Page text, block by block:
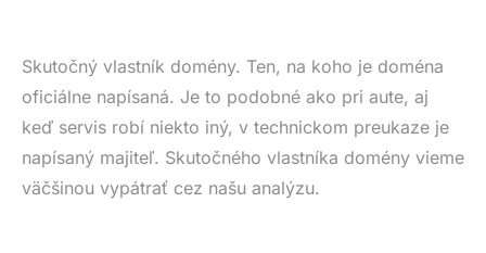
Skutočný vlastník domény. Ten, na koho je doména
oficiálne napísaná. Je to podobné ako pri aute, aj
keď servis robí niekto iný, v technickom preukaze je
napísaný majiteľ. Skutočného vlastníka domény vieme
väčšinou vypátrať cez našu analýzu.